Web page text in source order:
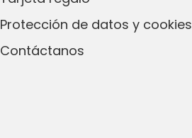
Protección de datos y cookies
Contáctanos